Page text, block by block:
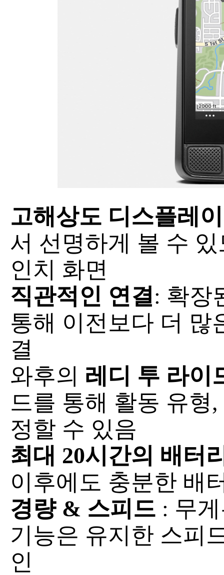
고해상도 디스플레이
서 선명하게 볼 수
인치 화면
직관적인 연결: 확장
통해 이전보다 더 많
결
와후의 레디 투 라이
드를 통해 활동 유형
정할 수 있음
최대 20시간의 배터
이후에도 충분한 배
경량 & 스피드 : 무
기능은 유지한 스피
인